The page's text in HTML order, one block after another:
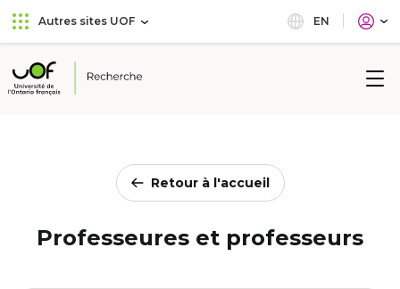
Aller
au
principal
Passer
au
Autres sites UOF EN
Université
Retour à l'accueil
Professeures et professeurs